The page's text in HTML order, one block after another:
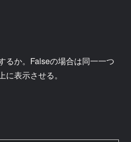
るか。Falseの場合は同一一つ
表示させる。